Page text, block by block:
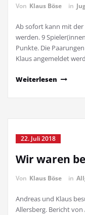
Von Klaus Böse in
Ab sofort kann mit der
werden. 9
Punkte. Die
Klaus angemeldet
Weiterlesen
22. Juli 2018
Wir waren
Von Klaus Böse in
Andreas und Klaus
Allersberg. Bericht